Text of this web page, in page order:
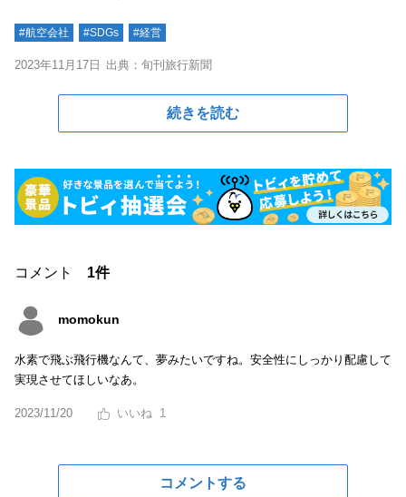
#航空会社 #SDGs #経営
2023年11月17日 出典：旬刊旅行新聞
続きを読む
コメント 1件
momokun
水素で飛ぶ飛行機なんて、夢みたいですね。安全性にしっかり配慮して
実現させてほしいなあ。
2023/11/20 1
コメントする